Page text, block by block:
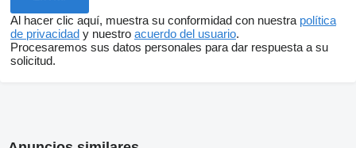
Al hacer clic aquí, muestra su conformidad con nuestra política
de privacidad y nuestro acuerdo del usuario.
Procesaremos sus datos personales para dar respuesta a su
solicitud.